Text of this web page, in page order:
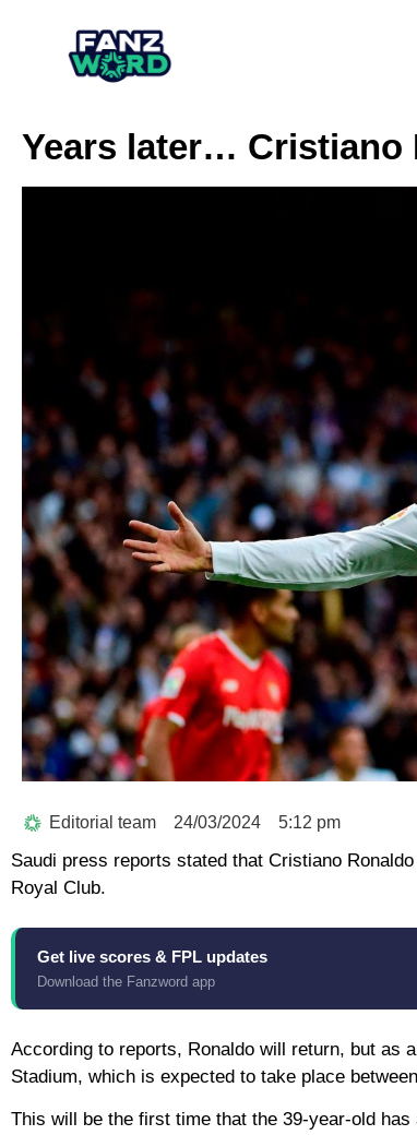
Years later… Cristiano
Editorial team 24/03/2024 5:12 pm
Saudi press reports stated that Cristiano
Royal Club.
Get live scores & FPL updates
Download the Fanzword app
According to reports, Ronaldo will return, but as
Stadium, which is expected to take place
This will be the first time that the 39-year-old